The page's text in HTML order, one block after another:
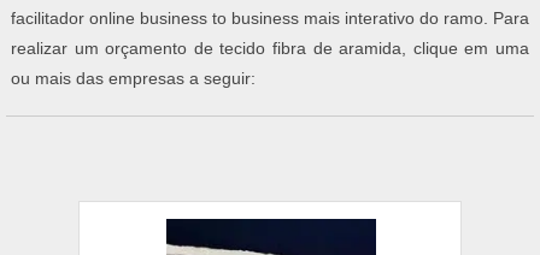
facilitador online business to business mais interativo do ramo. Para
realizar um orçamento de tecido fibra de aramida, clique em uma
ou mais das empresas a seguir: